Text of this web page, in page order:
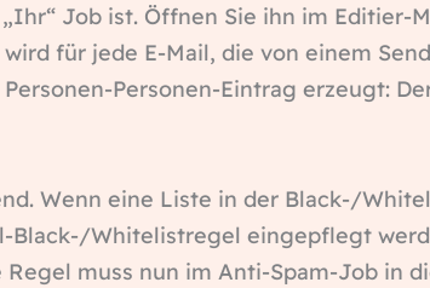
Job ist. Öffnen Sie ihn im Editier-
für jede E-Mail, die von einem
Personen-Eintrag erzeugt:
Wenn eine Liste in der Black-/
Black-/Whitelistregel eingepflegt
muss nun im Anti-Spam-Job in